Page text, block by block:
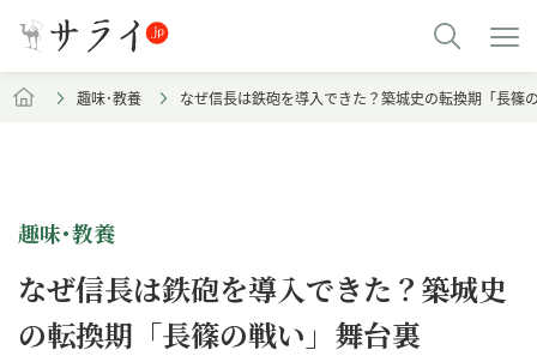
趣味･教養 なぜ信長は鉄砲を導入できた？築城史の転換期「長篠
趣味･教養
なぜ信長は鉄砲を導入できた？築城史
の転換期「長篠の戦い」舞台裏